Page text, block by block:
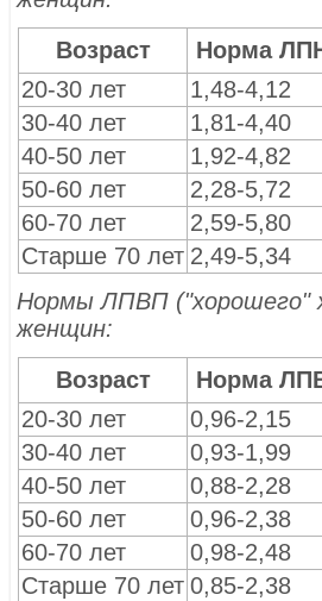
Возраст
Норма
20-30 лет
1,48-4,12
30-40 лет
1,81-4,40
40-50 лет
1,92-4,82
50-60 лет
2,28-5,72
60-70 лет
2,59-5,80
Старше 70 лет 2,49-5,34
Нормы ЛПВП ("хорошего"
женщин:
Возраст
Норма
20-30 лет
0,96-2,15
30-40 лет
0,93-1,99
40-50 лет
0,88-2,28
50-60 лет
0,96-2,38
60-70 лет
0,98-2,48
Старше 70 лет 0,85-2,38